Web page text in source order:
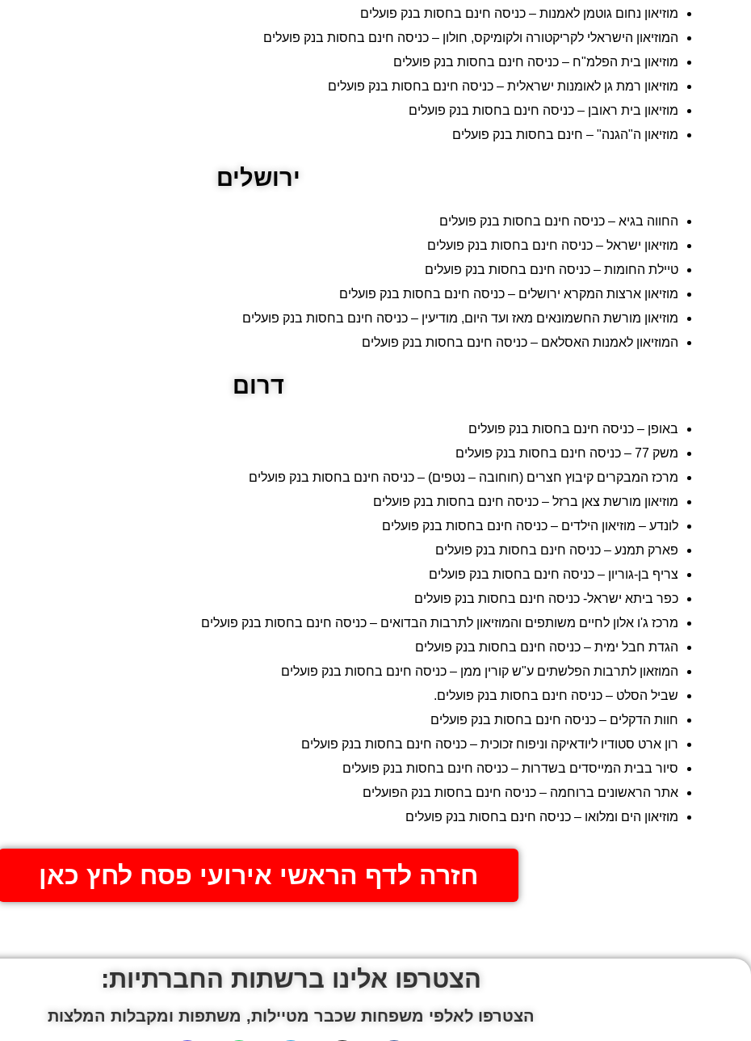
מוזיאון נחום גוטמן לאמנות – כניסה חינם בחסות בנק פועלים
המוזיאון הישראלי לקריקטורה ולקומיקס, חולון – כניסה חינם בחסות בנק פועלים
מוזיאון בית הפלמ"ח – כניסה חינם בחסות בנק פועלים
מוזיאון רמת גן לאומנות ישראלית – כניסה חינם בחסות בנק פועלים
מוזיאון בית ראובן – כניסה חינם בחסות בנק פועלים
מוזיאון ה"הגנה" – חינם בחסות בנק פועלים
ירושלים
החווה בגיא – כניסה חינם בחסות בנק פועלים
מוזיאון ישראל – כניסה חינם בחסות בנק פועלים
טיילת החומות – כניסה חינם בחסות בנק פועלים
מוזיאון ארצות המקרא ירושלים – כניסה חינם בחסות בנק פועלים
מוזיאון מורשת החשמונאים מאז ועד היום, מודיעין – כניסה חינם בחסות בנק פועלים
המוזיאון לאמנות האסלאם – כניסה חינם בחסות בנק פועלים
דרום
באופן – כניסה חינם בחסות בנק פועלים
משק 77 – כניסה חינם בחסות בנק פועלים
מרכז המבקרים קיבוץ חצרים (חוחובה – נטפים) – כניסה חינם בחסות בנק פועלים
מוזיאון מורשת צאן ברזל – כניסה חינם בחסות בנק פועלים
לונדע – מוזיאון הילדים – כניסה חינם בחסות בנק פועלים
פארק תמנע – כניסה חינם בחסות בנק פועלים
צריף בן-גוריון – כניסה חינם בחסות בנק פועלים
כפר ביתא ישראל- כניסה חינם בחסות בנק פועלים
מרכז ג'ו אלון לחיים משותפים והמוזיאון לתרבות הבדואים – כניסה חינם בחסות בנק פועלים
הגדת חבל ימית – כניסה חינם בחסות בנק פועלים
המוזאון לתרבות הפלשתים ע"ש קורין ממן – כניסה חינם בחסות בנק פועלים
שביל הסלט – כניסה חינם בחסות בנק פועלים.
חוות הדקלים – כניסה חינם בחסות בנק פועלים
רון ארט סטודיו ליודאיקה וניפוח זכוכית – כניסה חינם בחסות בנק פועלים
סיור בבית המייסדים בשדרות – כניסה חינם בחסות בנק פועלים
אתר הראשונים ברוחמה – כניסה חינם בחסות בנק הפועלים
מוזיאון הים ומלואו – כניסה חינם בחסות בנק פועלים
חזרה לדף הראשי אירועי פסח לחץ כאן
הצטרפו אלינו ברשתות החברתיות:
הצטרפו לאלפי משפחות שכבר מטיילות, משתפות ומקבלות המלצות